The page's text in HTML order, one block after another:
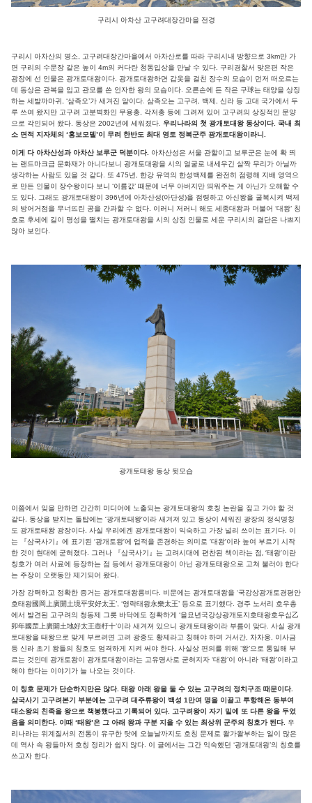
구리시 아차산 고구려대장간마을 전경
구리시 아차산의 명소, 고구려대장간마을에서 아차산로를 따라 구리시내 방향으로 3km만 가
면 구리의 수문장 같은 높이 4m의 커다란 청동입상을 만날 수 있다. 구리경찰서 맞은편 작은
광장에 선 인물은 광개토대왕이다. 광개토대왕하면 갑옷을 걸친 장수의 모습이 먼저 떠오르는
데 동상은 관복을 입고 관모를 쓴 인자한 왕의 모습이다. 오른손에 든 작은 구球는 태양을 상징
하는 세발까마귀, ‘삼족오’가 새겨진 알이다. 삼족오는 고구려, 백제, 신라 등 고대 국가에서 두
루 쓰여 왔지만 고구려 고분벽화인 무용총, 각저총 등에 그려져 있어 고구려의 상징적인 문양
으로 각인되어 왔다. 동상은 2002년에 세워졌다. 우리나라의 첫 광개토대왕 동상이다. 국내 최
소 면적 지자체의 ‘홍보모델’이 무려 한반도 최대 영토 정복군주 광개토대왕이라니.
이게 다 아차산성과 아차산 보루군 덕분이다. 아차산성은 서울 관할이고 보루군은 눈에 확 띄
는 랜드마크급 문화재가 아니다보니 광개토대왕을 시의 얼굴로 내세우긴 살짝 무리가 아닐까
생각하는 사람도 있을 것 같다. 또 475년, 한강 유역의 한성백제를 완전히 점령해 지배 영역으
로 만든 인물이 장수왕이다 보니 ‘이름값’ 때문에 너무 아버지만 띄워주는 게 아닌가 오해할 수
도 있다. 그래도 광개토대왕이 396년에 아차산성(아단성)을 점령하고 아신왕을 굴복시켜 백제
의 방어거점을 무너뜨린 공을 간과할 수 없다. 이러니 저러니 해도 세종대왕과 더불어 ‘대왕’ 칭
호로 후세에 길이 명성을 떨치는 광개토대왕을 시의 상징 인물로 세운 구리시의 결단은 나쁘지
않아 보인다.
광개토태왕 동상 뒷모습
이쯤에서 잊을 만하면 간간히 미디어에 노출되는 광개토대왕의 호칭 논란을 짚고 가야 할 것
같다. 동상을 받치는 돌탑에는 ‘광개토태왕’이라 새겨져 있고 동상이 세워진 광장의 정식명칭
도 광개토태왕 광장이다. 사실 우리에겐 광개토대왕이 익숙하고 가장 널리 쓰이는 표기다. 이
는 『삼국사기』에 표기된 ‘광개토왕’에 업적을 존경하는 의미로 ‘대왕’이라 높여 부르기 시작
한 것이 현대에 굳혀졌다. 그러나 『삼국사기』는 고려시대에 편찬된 책이라는 점, ‘태왕’이란
칭호가 여러 사료에 등장하는 점 등에서 광개토대왕이 아닌 광개토태왕으로 고쳐 불러야 한다
는 주장이 오랫동안 제기되어 왔다.
가장 강력하고 정확한 증거는 광개토대왕릉비다. 비문에는 광개토대왕을 ‘국강상광개토경평안
호태왕國岡上廣開土境平安好太王’, ‘영락태왕永樂太王’ 등으로 표기했다. 경주 노서리 호우총
에서 발견된 고구려의 청동제 그릇 바닥에도 정확하게 ‘을묘년국강상광개토지호태왕호우십乙
卯年國罡上廣開土地好太王壺杅十’이라 새겨져 있으니 광개토태왕이라 부름이 맞다. 사실 광개
토대왕을 태왕으로 맞게 부르려면 고려 광종도 황제라고 칭해야 하며 거서간, 차차웅, 이사금
등 신라 초기 왕들의 칭호도 엄격하게 지켜 써야 한다. 사실상 편의를 위해 ‘왕’으로 통일해 부
르는 것인데 광개토왕이 광개토대왕이라는 고유명사로 굳혀지자 ‘대왕’이 아니라 ‘태왕’이라고
해야 한다는 이야기가 늘 나오는 것이다.
이 칭호 문제가 단순하지만은 않다. 태왕 아래 왕을 둘 수 있는 고구려의 정치구조 때문이다.
삼국사기 고구려본기 부분에는 고구려 대주류왕이 백성 1만여 명을 이끌고 투항해온 동부여
대소왕의 친족을 왕으로 책봉했다고 기록되어 있다. 고구려왕이 자기 밑에 또 다른 왕을 두었
음을 의미한다. 이때 ‘태왕’은 그 아래 왕과 구분 지을 수 있는 최상위 군주의 칭호가 된다. 우
리나라는 위계질서의 전통이 유구한 탓에 오늘날까지도 호칭 문제로 왈가왈부하는 일이 많은
데 역사 속 왕들마저 호칭 정리가 쉽지 않다. 이 글에서는 그간 익숙했던 ‘광개토대왕’의 칭호를
쓰고자 한다.